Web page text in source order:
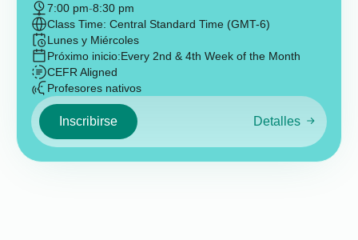
7:00 pm-8:30 pm
Class Time: Central Standard Time (GMT-6)
Lunes y Miércoles
Próximo inicio:Every 2nd & 4th Week of the Month
CEFR Aligned
Profesores nativos
Inscribirse Detalles